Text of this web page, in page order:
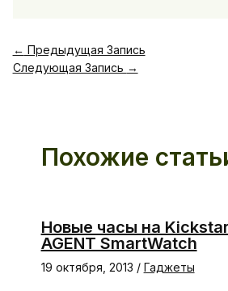
← Предыдущая Запись
Следующая Запись →
Похожие
Новые часы на
AGENT SmartWatch
19 октября, 2013 / Гаджеты